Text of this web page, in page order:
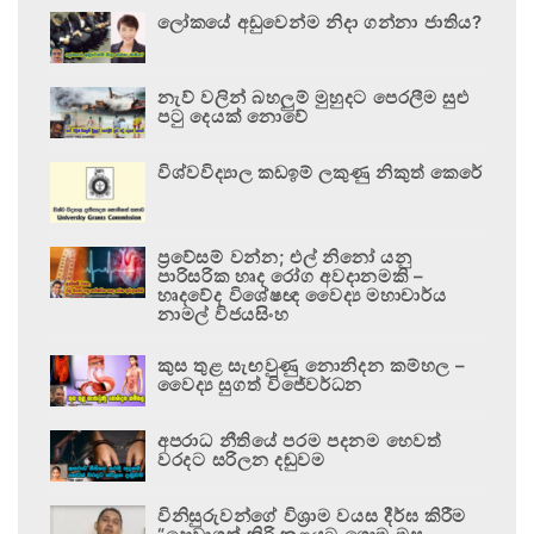
ලෝකයේ අඩුවෙන්ම නිදා ගන්නා ජාතිය?
නැව් වලින් බහලුම් මුහුදට පෙරලීම සුළු
පටු දෙයක් නොවේ
විශ්වවිද්‍යාල කඩඉම් ලකුණු නිකුත් කෙරේ
ප්‍රවේසම් වන්න; එල් නිනෝ යනු
පාරිසරික හෘද රෝග අවදානමකි –
හෘදවේද විශේෂඥ වෛද්‍ය මහාචාර්ය
නාමල් විජයසිංහ
කුස තුළ සැඟවුණු නොනිදන කම්හල –
වෛද්‍ය සුගත් විජේවර්ධන
අපරාධ නීතියේ පරම පදනම හෙවත්
වරදට සරිලන දඬුවම
විනිසුරුවන්ගේ විශ්‍රාම වයස දීර්ඝ කිරීම